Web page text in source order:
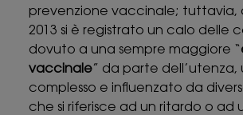
prevenzione vaccinale; tuttavia,
2013 si è registrato un calo delle
dovuto a una sempre maggiore “
vaccinale” da parte dell’utenza,
complesso e influenzato da
che si riferisce ad un ritardo o ad